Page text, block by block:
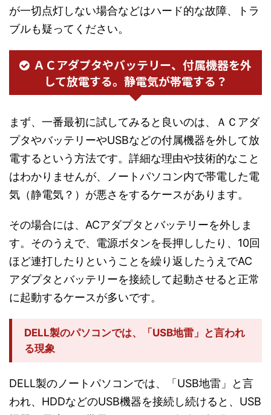
が一切点灯しない場合などはハード的な故障、トラ
ブルも疑ってください。
ＡＣアダプタやバッテリー、付属機器を外
して放電する。静電気が帯電する？
まず、一番最初に試してみると良いのは、ＡＣアダ
プタやバッテリーやUSBなどの付属機器を外して放
電するという方法です。詳細な理由や技術的なこと
はわかりませんが、ノートパソコン内で帯電した電
気（静電気？）が悪さをするケースがあります。
その場合には、ACアダプタとバッテリーを外しま
す。そのうえで、電源ボタンを長押ししたり、10回
ほど連打したりということを繰り返したうえでAC
アダプタとバッテリーを接続して起動させると正常
に起動するケースが多いです。
DELL製のパソコンでは、「USB地雷」と言われ
る現象
DELL製のノートパソコンでは、「USB地雷」と言
われ、HDDなどのUSB機器を接続し続けると、USB